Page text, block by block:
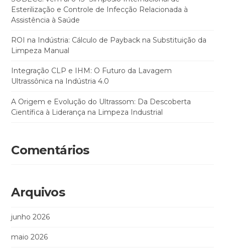
Esterilização e Controle de Infecção Relacionada à
Assistência à Saúde
ROI na Indústria: Cálculo de Payback na Substituição da
Limpeza Manual
Integração CLP e IHM: O Futuro da Lavagem
Ultrassônica na Indústria 4.0
A Origem e Evolução do Ultrassom: Da Descoberta
Científica à Liderança na Limpeza Industrial
Comentários
Arquivos
junho 2026
maio 2026